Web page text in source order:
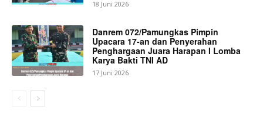
18 Juni 2026
Danrem 072/Pamungkas Pimpin
Upacara 17-an dan Penyerahan
Penghargaan Juara Harapan I Lomba
Karya Bakti TNI AD
17 Juni 2026